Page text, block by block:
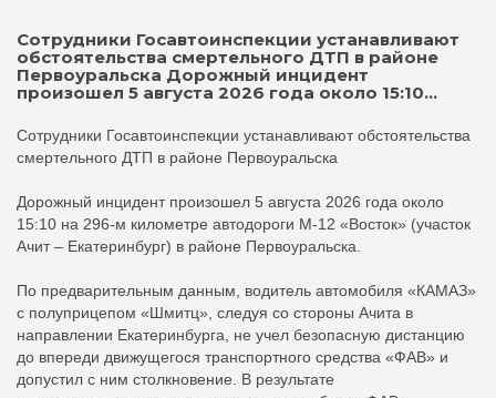
Сотрудники Госавтоинспекции устанавливают
обстоятельства смертельного ДТП в районе
Первоуральска Дорожный инцидент
произошел 5 августа 2026 года около 15:10...
Сотрудники Госавтоинспекции устанавливают обстоятельства
смертельного ДТП в районе Первоуральска
Дорожный инцидент произошел 5 августа 2026 года около
15:10 на 296-м километре автодороги М-12 «Восток» (участок
Ачит – Екатеринбург) в районе Первоуральска.
По предварительным данным, водитель автомобиля «КАМАЗ»
с полуприцепом «Шмитц», следуя со стороны Ачита в
направлении Екатеринбурга, не учел безопасную дистанцию
до впереди движущегося транспортного средства «ФАВ» и
допустил с ним столкновение. В результате